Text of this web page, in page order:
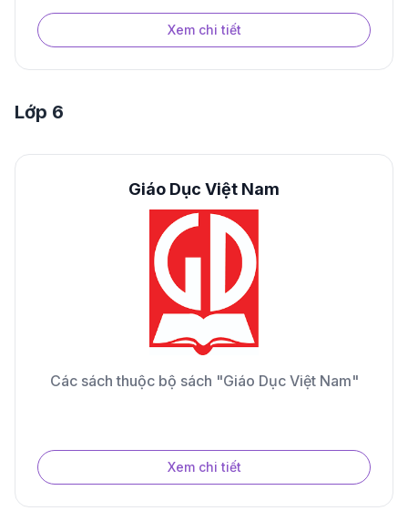
Xem chi tiết
Lớp 6
Giáo Dục Việt Nam
Các sách thuộc bộ sách "Giáo Dục Việt Nam"
Xem chi tiết